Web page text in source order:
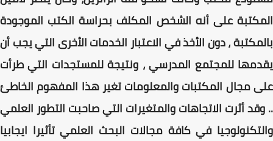
المكتبة على أنه الشخص المكلف بحراسة الكتب الموجودة
بالمكتبة ، دون الأخذ في الاعتبار الخدمات الأخرى التي يجب أن
يقدمها للمجتمع المدرسي ، ونتيجة للمستجدات التي طرأت
على مجال المكتبات والمعلومات تغير هذا المفهوم الخاطئ
.. وقد أثرت الاتجاهات والمتغيرات التي صاحبت التطور العلمي
والتكنولوجيا في كافة مجالات البحث العلمي تأثيرا ايجابيا